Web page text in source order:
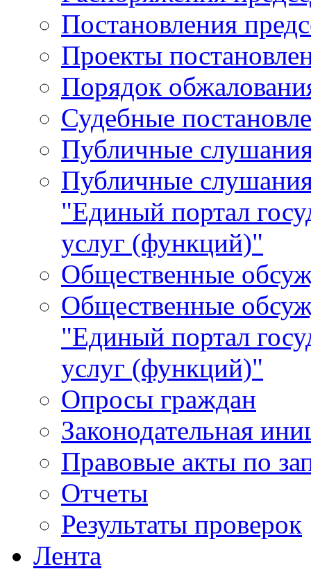
Постановления
Проекты
Порядок
Судебные
Публичные
Публичные
"Единый портал
услуг (функций)"
Общественные
Общественные
"Единый портал
услуг (функций)"
Опросы граждан
Законодательная
Правовые акты по
Отчеты
Результаты проверок
Лента